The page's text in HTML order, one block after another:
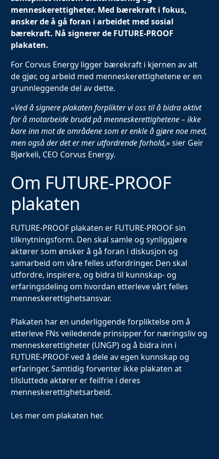
menneskerettigheter. Med bærekraft i fokus,
ønsker de å gå foran i arbeidet med sosial
bærekraft. Nå signerer de FUTURE-PROOF
plakaten.
For Corvus Energy ligger bærekraft i kjernen av alt
de gjør, og arbeid med menneskerettighetene er en
grunnleggende del av dette.
«Ved å signere plakaten forplikter vi oss til å bidra aktivt
for å motarbeide brudd på menneskerettighetene – ikke
bare inn mot de områdene som er enkle å gjøre noe med,
men også der det er mer utfordrende forhold,»sier Geir
Bjørkeli, CEO Corvus Energy.
Om FUTURE-PROOF
plakaten
FUTURE-PROOF plakaten er FUTURE-PROOF sin
tilknytningsform. Den skal samle og synliggjøre
aktører som ønsker å gå foran i diskusjon og
samarbeid om våre felles utfordringer. Den skal
utfordre, inspirere, og bidra til kunnskap- og
erfaringsdeling om hvordan etterleve vårt felles
menneskerettighetsansvar.
Plakaten har en underliggende forpliktelse om å
etterleve FNs veiledende prinsipper for næringsliv og
menneskerettigheter (UNGP) og å bidra inn i
FUTURE-PROOF ved å dele av egen kunnskap og
erfaringer. Samtidig forventer ikke plakaten at
tilsluttede aktører er feilfrie i deres
menneskerettighetsarbeid.
Les mer om plakaten her.